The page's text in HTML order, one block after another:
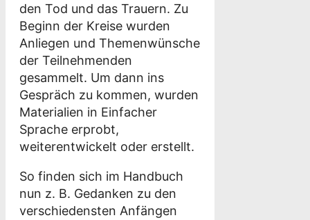
den Tod und das Trauern. Zu
Beginn der Kreise wurden
Anliegen und Themenwünsche
der Teilnehmenden
gesammelt. Um dann ins
Gespräch zu kommen, wurden
Materialien in Einfacher
Sprache erprobt,
weiterentwickelt oder erstellt.
So finden sich im Handbuch
nun z. B. Gedanken zu den
verschiedensten Anfängen